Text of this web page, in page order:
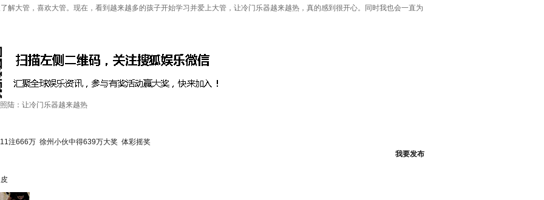
解大管，喜欢大管。现在，看到越来越多的孩子开始学习并爱上大管，让冷门乐器越来越热，真的感到很开心。同时我也会一直为
陆：让冷门乐器越来越热
注666万 徐州小伙中得639万大奖 体彩摇奖
我要发布